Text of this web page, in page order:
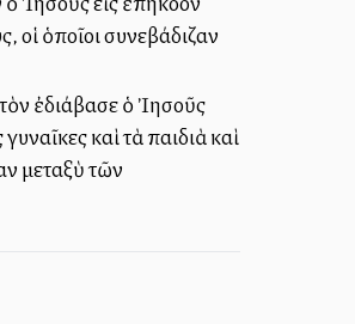
οἱ ὁποῖοι συνεβάδιζαν
ἐδιάβασε ὁ Ἰησοῦς
καὶ τὰ παιδιὰ καὶ
μεταξὺ τῶν